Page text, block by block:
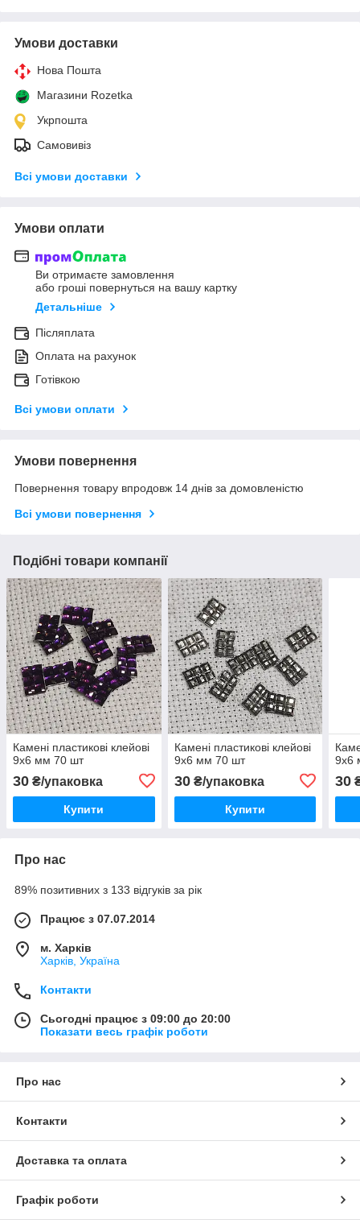
Умови доставки
Нова Пошта
Магазини Rozetka
Укрпошта
Самовивіз
Всі умови доставки
Умови оплати
Ви отримаєте замовлення
або гроші повернуться на вашу картку
Детальніше
Післяплата
Оплата на рахунок
Готівкою
Всі умови оплати
Умови повернення
Повернення товару впродовж 14 днів за домовленістю
Всі умови повернення
Подібні товари компанії
Камені пластикові клейові
9х6 мм 70 шт
30 ₴/упаковка
Купити
Камені пластикові клейові
9х6 мм 70 шт
30₴/упаковка
Купити
9х6
30
Про нас
89% позитивних з 133 відгуків за рік
Працює з 07.07.2014
м. Харків
Харків, Україна
Контакти
Сьогодні працює з 09:00 до 20:00
Показати весь графік роботи
Про нас
Контакти
Доставка та оплата
Графік роботи